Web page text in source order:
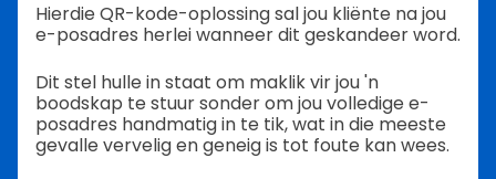
Hierdie QR-kode-oplossing sal jou kliënte na jou
e-posadres herlei wanneer dit geskandeer word.
Dit stel hulle in staat om maklik vir jou 'n
boodskap te stuur sonder om jou volledige e-
posadres handmatig in te tik, wat in die meeste
gevalle vervelig en geneig is tot foute kan wees.